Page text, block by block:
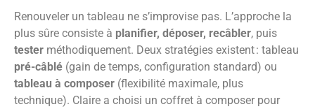
Renouveler un tableau ne s’improvise pas. L’approche la
plus sûre consiste à planifier, déposer, recâbler, puis
tester méthodiquement. Deux stratégies existent : tableau
pré-câblé (gain de temps, configuration standard) ou
tableau à composer (flexibilité maximale, plus
technique). Claire a choisi un coffret à composer pour